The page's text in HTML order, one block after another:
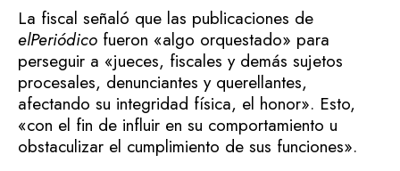
La fiscal señaló que las publicaciones de
elPeriódico fueron «algo orquestado» para
perseguir a «jueces, fiscales y demás sujetos
procesales, denunciantes y querellantes,
afectando su integridad física, el honor». Esto,
«con el fin de influir en su comportamiento u
obstaculizar el cumplimiento de sus funciones».